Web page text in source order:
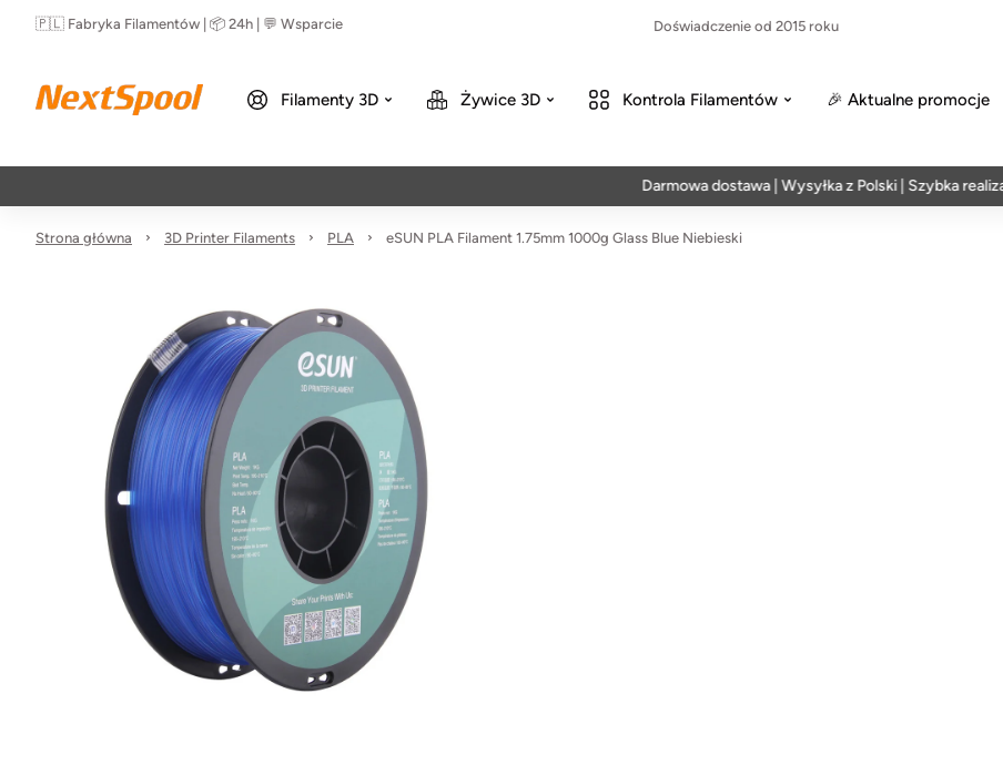
🇵🇱 Fabryka Filamentów | 📦 24h | 💬 Wsparcie Doświadczenie od 2015 roku
Filamenty 3D Żywice 3D Kontrola Filamentów 🎉 Aktualne promocje
Darmowa dostawa | Wysyłka z Polski | Szybka realizacja
Strona główna 3D Printer Filaments PLA eSUN PLA Filament 1.75mm 1000g Glass Blue Niebieski